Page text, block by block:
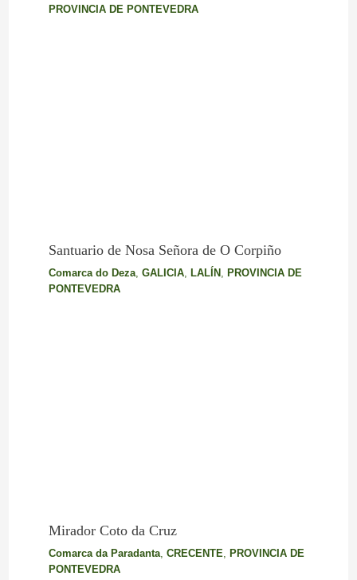
PROVINCIA DE PONTEVEDRA
Santuario de Nosa Señora de O Corpiño
Comarca do Deza, GALICIA, LALÍN , PROVINCIA DE
PONTEVEDRA
Mirador Coto da Cruz
Comarca da Paradanta, CRECENTE PROVINCIA DE
PONTEVEDRA